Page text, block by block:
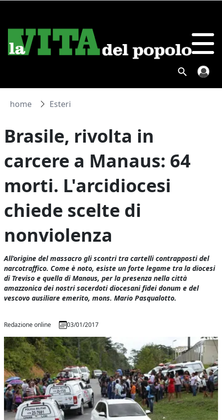
home Esteri
Brasile, rivolta in
carcere a Manaus: 64
morti. L'arcidiocesi
chiede scelte di
nonviolenza
All’origine del massacro gli scontri tra cartelli contrapposti del
narcotraffico. Come è noto, esiste un forte legame tra la diocesi
di Treviso e quella di Manaus, per la presenza nella città
amazzonica dei nostri sacerdoti diocesani fidei donum e del
vescovo ausiliare emerito, mons. Mario Pasqualotto.
Redazione online 03/01/2017